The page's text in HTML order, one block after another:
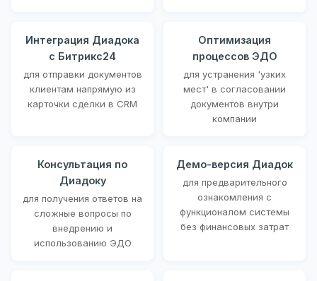
Интеграция Диадока
с Битрикс24
для отправки документов
клиентам напрямую из
карточки сделки в CRM
Оптимизация
процессов ЭДО
для устранения 'узких
мест' в согласовании
документов внутри
компании
Консультация по
Диадоку
для получения ответов на
сложные вопросы по
внедрению и
использованию ЭДО
Демо-версия Диадок
для предварительного
ознакомления с
функционалом системы
без финансовых затрат